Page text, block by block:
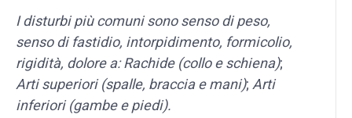
I disturbi più comuni sono senso di peso,
senso di fastidio, intorpidimento, formicolio,
rigidità, dolore a:Rachide (collo e schiena);
Arti superiori (spalle, braccia e mani);Arti
inferiori (gambe e piedi).